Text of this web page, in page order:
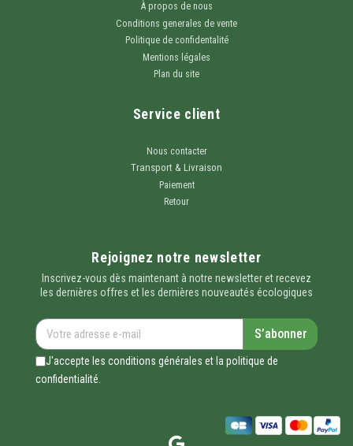
À propos de nous
Conditions generales de vente
Politique de confidentalité
Mentions légales
Plan du site
Service client
Nous contacter
Transport & Livraison
Paiement
Retour
Rejoignez notre newsletter
Inscrivez-vous dès maintenant à notre newsletter et recevez
les dernières offres et les dernières nouveautés écologiques
S’abonner
J'accepte les conditions générales et la politique de
confidentialité.